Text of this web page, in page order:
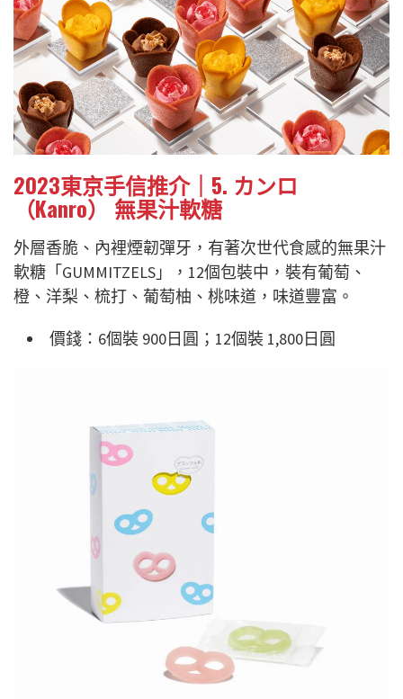
2023東京手信推介｜5. カンロ
（Kanro） 無果汁軟糖
外層香脆、內裡煙韌彈牙，有著次世代食感的無果汁
軟糖「GUMMITZELS」，12個包裝中，裝有葡萄、
橙、洋梨、梳打、葡萄柚、桃味道，味道豐富。
價錢：6個裝 900日圓；12個裝 1,800日圓